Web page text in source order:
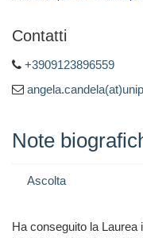
Contatti
+3909123896559
Note
Ascolta
Ha conseguito la Laurea